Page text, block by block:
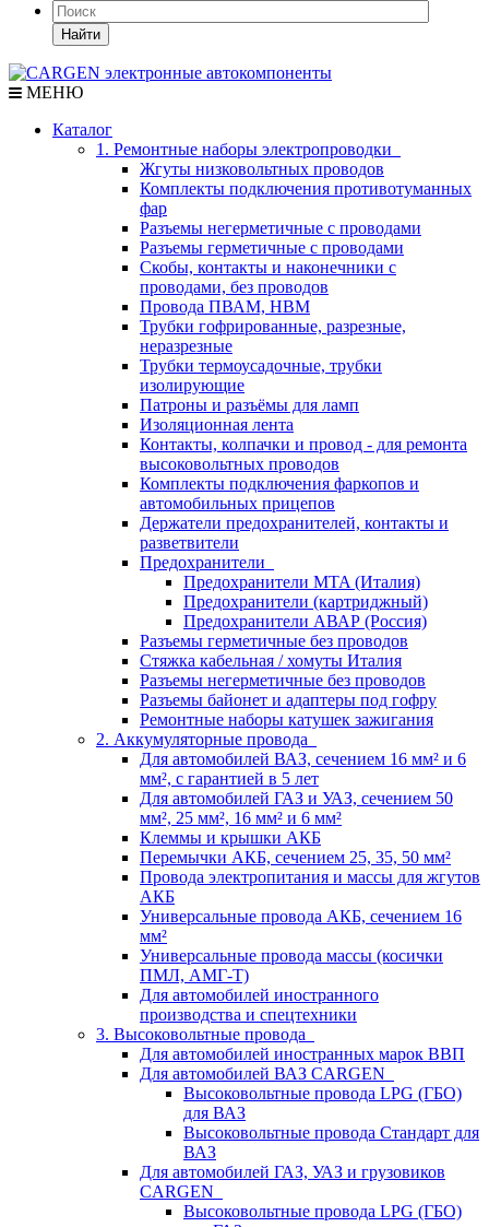
Найти
МЕНЮ
Каталог
1. Ремонтные наборы электропроводки
Жгуты низковольтных проводов
Комплекты подключения противотуманных
фар
Разъемы негерметичные с проводами
Разъемы герметичные с проводами
Скобы, контакты и наконечники с
проводами, без проводов
Провода ПВАМ, НВМ
Трубки гофрированные, разрезные,
неразрезные
Трубки термоусадочные, трубки
изолирующие
Патроны и разъёмы для ламп
Изоляционная лента
Контакты, колпачки и провод - для ремонта
высоковольтных проводов
Комплекты подключения фаркопов и
автомобильных прицепов
Держатели предохранителей, контакты и
разветвители
Предохранители
Предохранители MTA (Италия)
Предохранители (картриджный)
Предохранители АВАР (Россия)
Разъемы герметичные без проводов
Стяжка кабельная / хомуты Италия
Разъемы негерметичные без проводов
Разъемы байонет и адаптеры под гофру
Ремонтные наборы катушек зажигания
2. Аккумуляторные провода
Для автомобилей ВАЗ, сечением 16 мм² и 6
мм², с гарантией в 5 лет
Для автомобилей ГАЗ и УАЗ, сечением 50
мм², 25 мм², 16 мм² и 6 мм²
Клеммы и крышки АКБ
Перемычки АКБ, сечением 25, 35, 50 мм²
Провода электропитания и массы для жгутов
АКБ
Универсальные провода АКБ, сечением 16
мм²
Универсальные провода массы (косички
ПМЛ, АМГ-Т)
Для автомобилей иностранного
производства и спецтехники
3. Высоковольтные провода
Для автомобилей иностранных марок ВВП
Для автомобилей ВАЗ CARGEN
Высоковольтные провода LPG (ГБО)
для ВАЗ
Высоковольтные провода Стандарт для
ВАЗ
Для автомобилей ГАЗ, УАЗ и грузовиков
CARGEN
Высоковольтные провода LPG (ГБО)